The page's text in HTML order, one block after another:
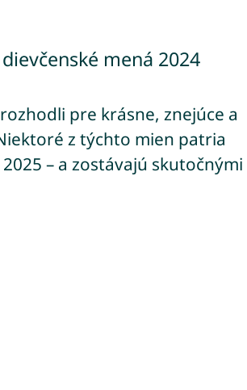
mená 2024
pre krásne, znejúce a
z týchto mien patria
– a zostávajú skutočnými